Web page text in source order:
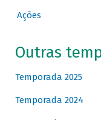
Ações
Outras
Temporada 2025
Temporada 2024